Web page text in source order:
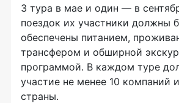
3 тура в мае и один — в
поездок их участники должны
обеспечены питанием,
трансфером и обширной
программой. В каждом туре
участие не менее 10 компаний
страны.